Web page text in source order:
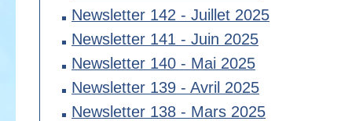
Newsletter 142 - Juillet 2025
Newsletter 141 - Juin 2025
Newsletter 140 - Mai 2025
Newsletter 139 - Avril 2025
Newsletter 138 - Mars 2025